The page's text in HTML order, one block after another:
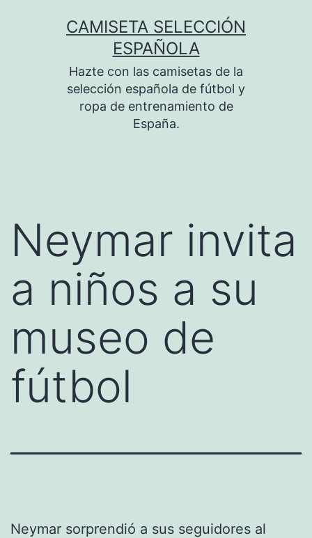
CAMISETA SELECCIÓN
ESPAÑOLA
Hazte con las camisetas de la
selección española de fútbol y
ropa de entrenamiento de
España.
Neymar invita
a niños a su
museo de
fútbol
Neymar sorprendió a sus seguidores al